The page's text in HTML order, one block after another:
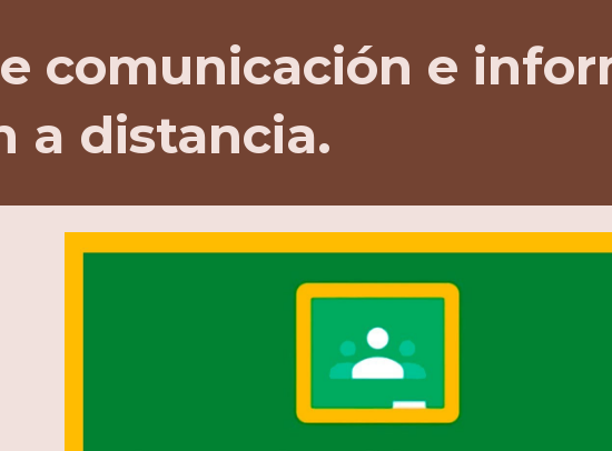
comunicación e
a distancia.